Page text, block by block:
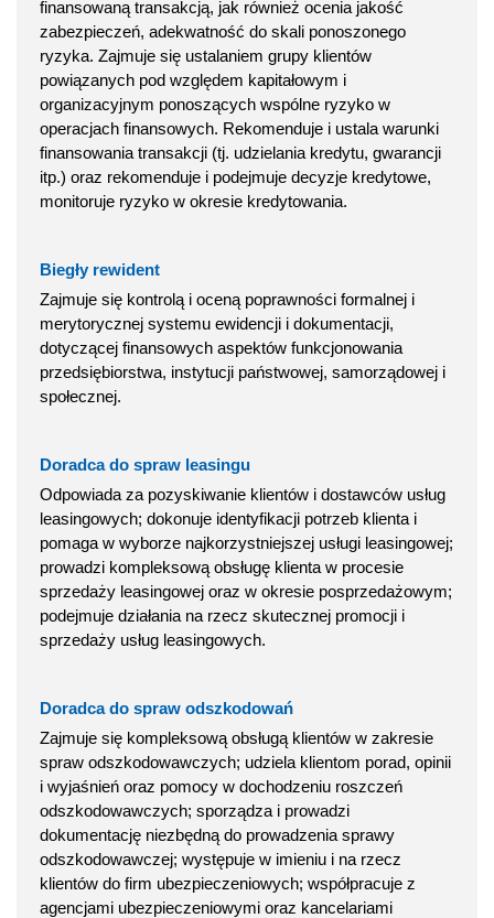
finansowaną transakcją, jak również ocenia jakość
zabezpieczeń, adekwatność do skali ponoszonego
ryzyka. Zajmuje się ustalaniem grupy klientów
powiązanych pod względem kapitałowym i
organizacyjnym ponoszących wspólne ryzyko w
operacjach finansowych. Rekomenduje i ustala warunki
finansowania transakcji (tj. udzielania kredytu, gwarancji
itp.) oraz rekomenduje i podejmuje decyzje kredytowe,
monitoruje ryzyko w okresie kredytowania.
Biegły rewident
Zajmuje się kontrolą i oceną poprawności formalnej i
merytorycznej systemu ewidencji i dokumentacji,
dotyczącej finansowych aspektów funkcjonowania
przedsiębiorstwa, instytucji państwowej, samorządowej i
społecznej.
Doradca do spraw leasingu
Odpowiada za pozyskiwanie klientów i dostawców usług
leasingowych; dokonuje identyfikacji potrzeb klienta i
pomaga w wyborze najkorzystniejszej usługi leasingowej;
prowadzi kompleksową obsługę klienta w procesie
sprzedaży leasingowej oraz w okresie posprzedażowym;
podejmuje działania na rzecz skutecznej promocji i
sprzedaży usług leasingowych.
Doradca do spraw odszkodowań
Zajmuje się kompleksową obsługą klientów w zakresie
spraw odszkodowawczych; udziela klientom porad, opinii
i wyjaśnień oraz pomocy w dochodzeniu roszczeń
odszkodowawczych; sporządza i prowadzi
dokumentację niezbędną do prowadzenia sprawy
odszkodowawczej; występuje w imieniu i na rzecz
klientów do firm ubezpieczeniowych; współpracuje z
agencjami ubezpieczeniowymi oraz kancelariami